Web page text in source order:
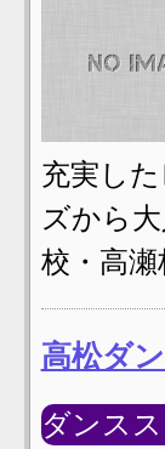
充実し
ズから
校・高
高松ダ
ダンス